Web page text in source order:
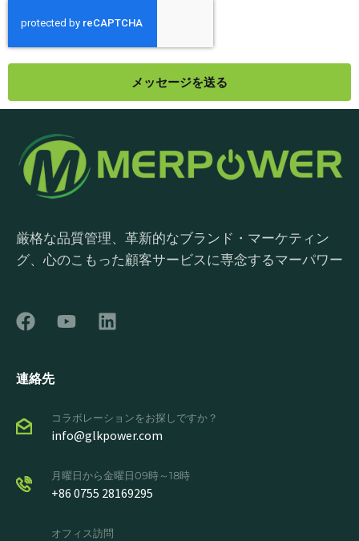
メッセージを送る
厳格な品質管理、革新的なブランド・マーケティン
グ、心のこもった顧客サービスに専念するマーパワー
連絡先
コラボレーションをお探しですか？
info@glkpower.com
月曜日から金曜日09時～18時
+86 0755 28169295
オフィス訪問